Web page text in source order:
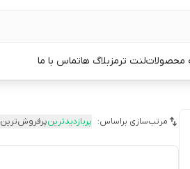
محصولاتلنت ترمزبلاگ هاتماس با ما
مرتب‌سازی براساس: پربازدیدترینپرفروش‌ترین